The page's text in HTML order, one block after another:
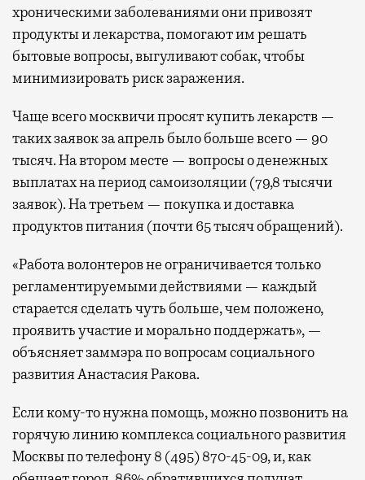
хроническими заболеваниями они привозят
продукты и лекарства, помогают им решать
бытовые вопросы, выгуливают собак, чтобы
минимизировать риск заражения.
Чаще всего москвичи просят купить лекарств —
таких заявок за апрель было больше всего — 90
тысяч. На втором месте — вопросы о денежных
выплатах на период самоизоляции (79,8 тысячи
заявок). На третьем — покупка и доставка
продуктов питания (почти 65 тысяч обращений).
«Работа волонтеров не ограничивается только
регламентируемыми действиями — каждый
старается сделать чуть больше, чем положено,
проявить участие и морально поддержать», —
объясняет заммэра по вопросам социального
развития Анастасия Ракова.
Если кому-то нужна помощь, можно позвонить на
горячую линию комплекса социального развития
Москвы по телефону 8 (495) 870-45-09, и, как